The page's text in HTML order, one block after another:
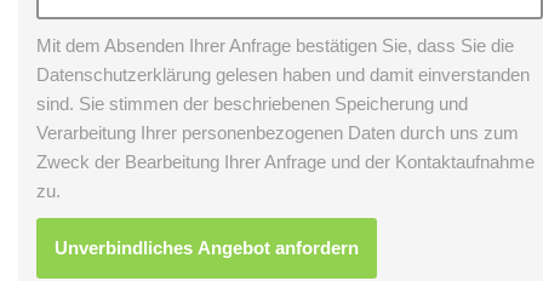
Mit dem Absenden Ihrer Anfrage bestätigen Sie, dass Sie die
Datenschutzerklärung gelesen haben und damit einverstanden
sind. Sie stimmen der beschriebenen Speicherung und
Verarbeitung Ihrer personenbezogenen Daten durch uns zum
Zweck der Bearbeitung Ihrer Anfrage und der Kontaktaufnahme
zu.